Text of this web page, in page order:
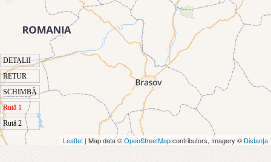
DETALII
RETUR
SCHIMBĂ
Rută 1
Rută 2